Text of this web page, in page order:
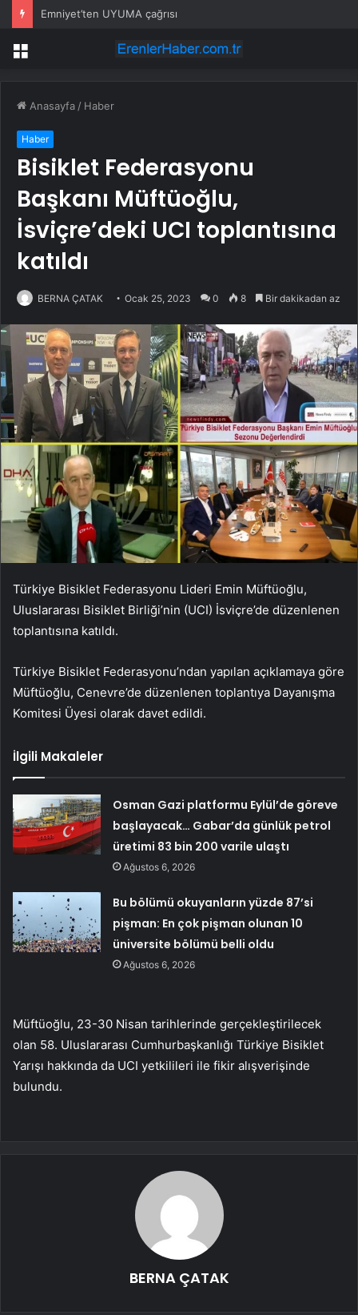
Emniyet’ten UYUMA çağrısı
Menü
Anasayfa / Haber
Haber
Bisiklet Federasyonu
Başkanı Müftüoğlu,
İsviçre’deki UCI toplantısına
katıldı
BERNA ÇATAK Ocak 25, 2023 0 8 Bir dakikadan az
Türkiye Bisiklet Federasyonu Lideri Emin Müftüoğlu,
Uluslararası Bisiklet Birliği’nin (UCI) İsviçre’de düzenlenen
toplantısına katıldı.
Türkiye Bisiklet Federasyonu’ndan yapılan açıklamaya göre
Müftüoğlu, Cenevre’de düzenlenen toplantıya Dayanışma
Komitesi Üyesi olarak davet edildi.
İlgili Makaleler
Osman Gazi platformu Eylül’de göreve
başlayacak… Gabar’da günlük petrol
üretimi 83 bin 200 varile ulaştı
Ağustos 6, 2026
Bu bölümü okuyanların yüzde 87’si
pişman: En çok pişman olunan 10
üniversite bölümü belli oldu
Ağustos 6, 2026
Müftüoğlu, 23-30 Nisan tarihlerinde gerçekleştirilecek
olan 58. Uluslararası Cumhurbaşkanlığı Türkiye Bisiklet
Yarışı hakkında da UCI yetkilileri ile fikir alışverişinde
bulundu.
BERNA ÇATAK